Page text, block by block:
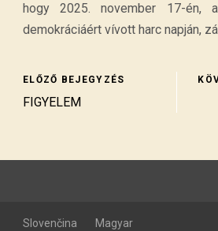
hogy 2025. november 17-én,
demokráciáért vívott harc napján,
ELŐZŐ BEJEGYZÉS
FIGYELEM
Slovenčina
Magyar